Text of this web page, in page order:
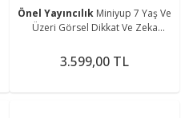
Önel Yayıncılık Miniyup 7 Yaş Ve
Üzeri Görsel Dikkat Ve Zeka
3.599,00 TL